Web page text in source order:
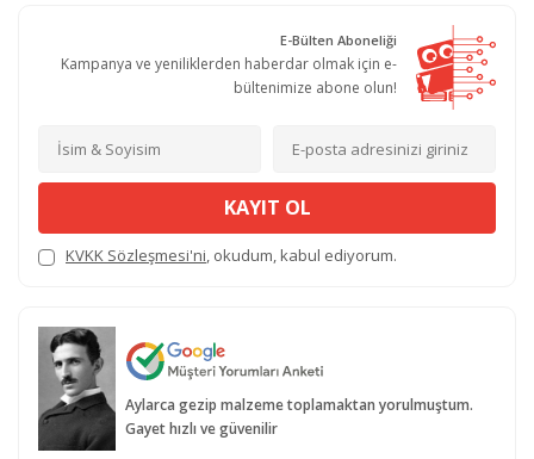
E-Bülten Aboneliği
Kampanya ve yeniliklerden haberdar olmak için e-
bültenimize abone olun!
KAYIT OL
KVKK Sözleşmesi'ni, okudum, kabul ediyorum.
Aylarca gezip malzeme toplamaktan yorulmuştum.
Gayet hızlı ve güvenilir